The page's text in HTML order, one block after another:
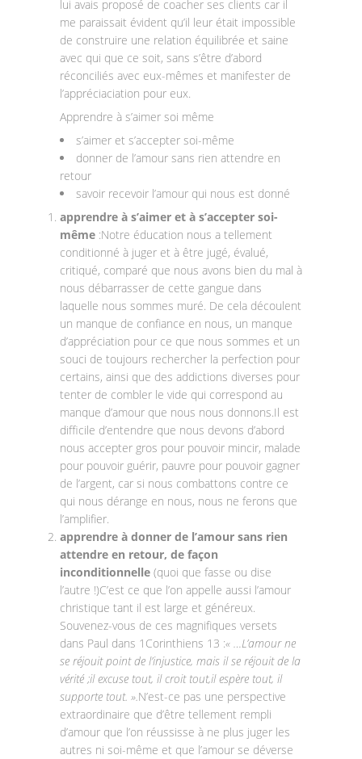
lui avais proposé de coacher ses clients car il
me paraissait évident qu’il leur était impossible
de construire une relation équilibrée et saine
avec qui que ce soit, sans s’être d’abord
réconciliés avec eux-mêmes et manifester de
l’appréciaciation pour eux.
Apprendre à s’aimer soi même
s’aimer et s’accepter soi-même
donner de l’amour sans rien attendre en
retour
savoir recevoir l’amour qui nous est donné
apprendre à s’aimer et à s’accepter soi-
même :Notre éducation nous a tellement
conditionné à juger et à être jugé, évalué,
critiqué, comparé que nous avons bien du mal à
nous débarrasser de cette gangue dans
laquelle nous sommes muré. De cela découlent
un manque de confiance en nous, un manque
d’appréciation pour ce que nous sommes et un
souci de toujours rechercher la perfection pour
certains, ainsi que des addictions diverses pour
tenter de combler le vide qui correspond au
manque d’amour que nous nous donnons.Il est
difficile d’entendre que nous devons d’abord
nous accepter gros pour pouvoir mincir, malade
pour pouvoir guérir, pauvre pour pouvoir gagner
de l’argent, car si nous combattons contre ce
qui nous dérange en nous, nous ne ferons que
l’amplifier.
apprendre à donner de l’amour sans rien
attendre en retour, de façon
inconditionnelle (quoi que fasse ou dise
l’autre !)C’est ce que l’on appelle aussi l’amour
christique tant il est large et généreux.
Souvenez-vous de ces magnifiques versets
dans Paul dans 1Corinthiens 13 :« …L’amour ne
se réjouit point de l’injustice, mais il se réjouit de la
vérité ;il excuse tout, il croit tout,il espère tout, il
supporte tout. ».N’est-ce pas une perspective
extraordinaire que d’être tellement rempli
d’amour que l’on réussisse à ne plus juger les
autres ni soi-même et que l’amour se déverse